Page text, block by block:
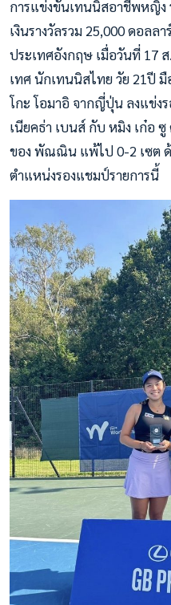
การแข่งขันเทนนิสอาชีพหญิง
เงินรางวัลรวม 25,000 ดอลล
ประเทศอังกฤษ เมื่อวันที่
เทศ นักเทนนิสไทย วัย 21ปี
โกะ โอมาอิ จากญี่ปุ่น ลงแข่ง
เนียคธ่า เบนส์ กับ หมิง เก๋อ
ของ พัณณิน แพ้ไป 0-2 เซต ด้
ตำแหน่งรองแชมป์รายการนี้